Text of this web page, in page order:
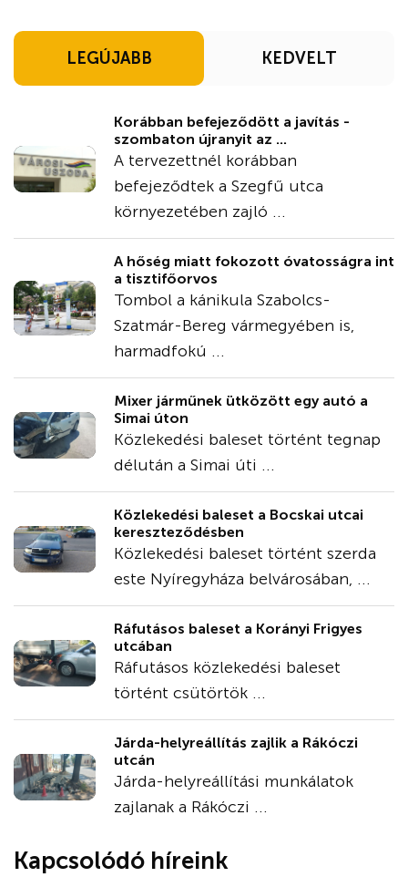
LEGÚJABB KEDVELT
Korábban befejeződött a javítás -
szombaton újranyit az ...
A tervezettnél korábban
befejeződtek a Szegfű utca
környezetében zajló ...
A hőség miatt fokozott óvatosságra int
a tisztifőorvos
Tombol a kánikula Szabolcs-
Szatmár-Bereg vármegyében is,
harmadfokú ...
Mixer járműnek ütközött egy autó a
Simai úton
Közlekedési baleset történt tegnap
délután a Simai úti ...
Közlekedési baleset a Bocskai utcai
kereszteződésben
Közlekedési baleset történt szerda
este Nyíregyháza belvárosában, ...
Ráfutásos baleset a Korányi Frigyes
utcában
Ráfutásos közlekedési baleset
történt csütörtök ...
Járda-helyreállítás zajlik a Rákóczi
utcán
Járda-helyreállítási munkálatok
zajlanak a Rákóczi ...
Kapcsolódó híreink